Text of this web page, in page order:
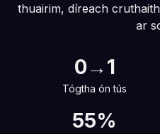
thuairim, díreach
ar
0→1
Tógtha ón tús
55%